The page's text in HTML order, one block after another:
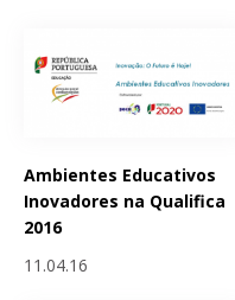
Ambientes Educativos
Inovadores na Qualifica
2016
11.04.16
Páginas